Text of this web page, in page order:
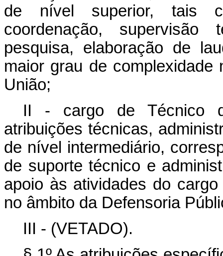
de nível superior, tais
coordenação, supervisão
pesquisa, elaboração de
maior grau de
União;
II - cargo de Técnico
atribuições técnicas,
de nível intermediário,
de suporte técnico e
apoio às atividades do
no âmbito da Defensoria
III - (VETADO).